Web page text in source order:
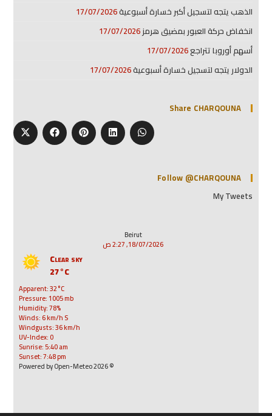
الذهب يتجه لتسجيل أكبر خسارة أسبوعية17/07/2026
انخفاض حركة العبور بمضيق هرمز17/07/2026
أسهم أوروبا تتراجع17/07/2026
الدولار يتجه لتسجيل خسارة أسبوعية17/07/2026
Share CHARQOUNA
Follow @CHARQOUNA
My Tweets
Beirut
18/07/2026, 2:27 ص
Clear sky
27°C
Apparent: 32°C
Pressure: 1005 mb
Humidity: 78%
Winds: 6 km/h S
Windgusts: 36 km/h
UV-Index: 0
Sunrise: 5:40 am
Sunset: 7:48 pm
© 2026 Powered by Open-Meteo